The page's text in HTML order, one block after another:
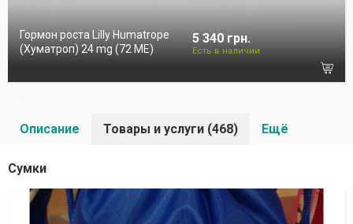
Гормон роста Lilly Humatrope
(Хуматроп) 24 mg (72 МЕ)
5 340 грн.
Есть в наличии
Описание Товары и услуги (468) Ещё
Сумки